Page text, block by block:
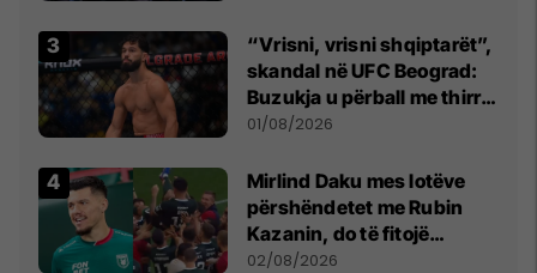
“Vrisni, vrisni shqiptarët”,
skandal në UFC Beograd:
Buzukja u përball me thirrje
anti-shqiptare nga
01/08/2026
Mirlind Daku mes lotëve
përshëndetet me Rubin
Kazanin, do të fitojë
miliona te Spartak Moska
02/08/2026